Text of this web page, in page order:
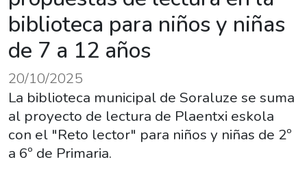
biblioteca para niños y niñas
de 7 a 12 años
20/10/2025
La biblioteca municipal de Soraluze se suma
al proyecto de lectura de Plaentxi eskola
con el "Reto lector" para niños y niñas de 2º
a 6º de Primaria.